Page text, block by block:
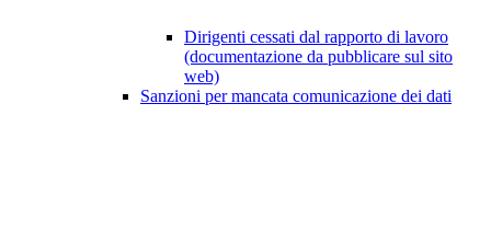
Dirigenti cessati dal rapporto di lavoro
(documentazione da pubblicare sul sito
web)
Sanzioni per mancata comunicazione dei dati